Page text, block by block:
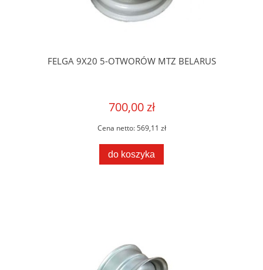
FELGA 9X20 5-OTWORÓW MTZ BELARUS
700,00 zł
Cena netto:569,11 zł
do koszyka